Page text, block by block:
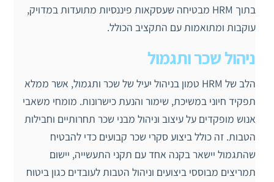
בתוך HRM מבטיחה שעסקאות פיננסיות מתועדות במדויק,
עוקבות ומתואמות עם התקציב הכולל.
ניהול שכר ותגמול
הלב של HRM טמון בניהול יעיל של שכר ותגמול, אשר ממלא
תפקיד חיוני במשיכת, שימור והנעת כישרונות. מומחי משאבי
אנוש מופקדים על עיצוב וניהול מבני שכר תחרותיים וחבילות
הטבות. זה כולל ביצוע סקרי שכר קבועים כדי להבטיח
שהתגמול יישאר בקנה אחד עם תקני התעשייה, יישום
תמריצים מבוססי ביצועים וניהול הטבות לעובדים כגון ביטוח